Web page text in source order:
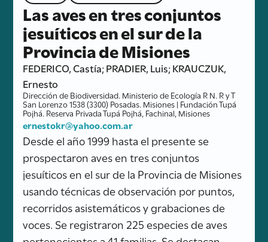
Las aves en tres conjuntos
jesuíticos en el sur de la
Provincia de Misiones
FEDERICO, Castía; PRADIER, Luis; KRAUCZUK,
Ernesto
Dirección de Biodiversidad. Ministerio de Ecología R N. R y T
San Lorenzo 1538 (3300) Posadas. Misiones | Fundación Tupá
Pojhá. Reserva Privada Tupá Pojhá, Fachinal, Misiones
ernestokr@yahoo.com.ar
Desde el año 1999 hasta el presente se
prospectaron aves en tres conjuntos
jesuíticos en el sur de la Provincia de Misiones
usando técnicas de observación por puntos,
recorridos asistemáticos y grabaciones de
voces. Se registraron 225 especies de aves